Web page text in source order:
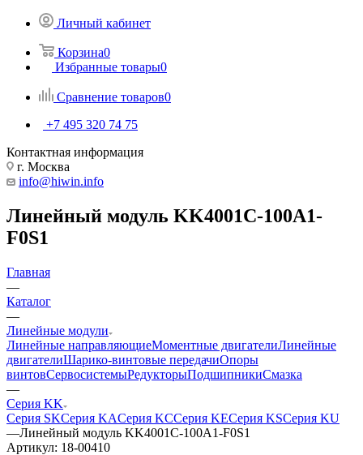
Личный кабинет
Корзина0
Избранные товары0
Сравнение товаров0
+7 495 320 74 75
Контактная информация
г. Москва
info@hiwin.info
Линейный модуль KK4001C-100A1-
F0S1
Главная
—
Каталог
—
Линейные модули
Линейные направляющиеМоментные двигателиЛинейные
двигателиШарико-винтовые передачиОпоры
винтовСервосистемыРедукторыПодшипникиСмазка
—
Серия KK
Серия SKСерия KAСерия KCСерия KEСерия KSСерия KU
—Линейный модуль KK4001C-100A1-F0S1
Артикул: 18-00410